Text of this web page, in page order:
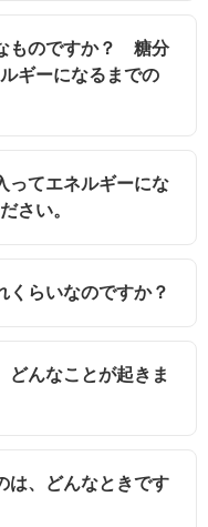
ものですか？ 糖分
ギーになるまでの
てエネルギーにな
さい。
らいなのですか？
んなことが起きま
、どんなときです